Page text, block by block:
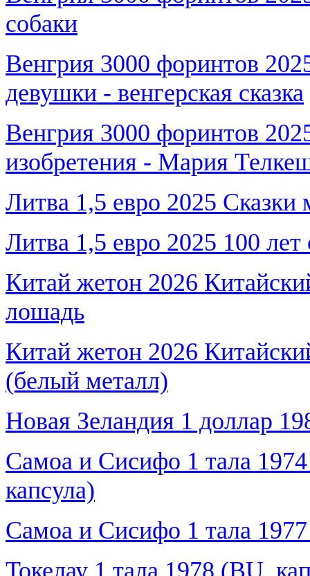
собаки
Венгрия 3000 форинтов
девушки - венгерская сказка
Венгрия 3000 форинтов
изобретения - Мария
Литва 1,5 евро 2025 Сказки
Литва 1,5 евро 2025 100
Китай жетон 2026
лошадь
Китай жетон 2026
(белый металл)
Новая Зеландия 1 доллар
Самоа и Сисифо 1 тала
капсула)
Самоа и Сисифо 1 тала
Токелау 1 тала 1978 (BU,